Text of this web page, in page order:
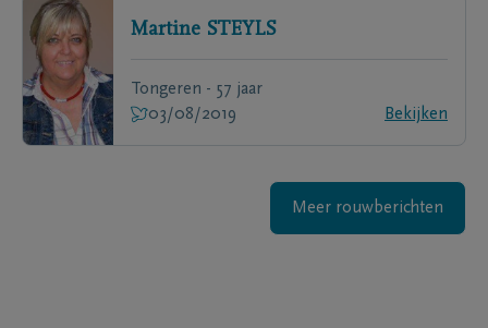
Martine STEYLS
Tongeren - 57 jaar
03/08/2019
Bekijken
Meer rouwberichten